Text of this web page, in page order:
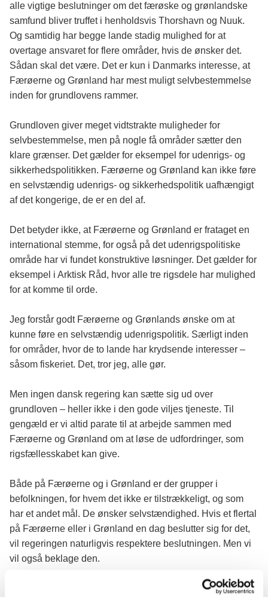
alle vigtige beslutninger om det færøske og grønlandske
samfund bliver truffet i henholdsvis Thorshavn og Nuuk.
Og samtidig har begge lande stadig mulighed for at
overtage ansvaret for flere områder, hvis de ønsker det.
Sådan skal det være. Det er kun i Danmarks interesse, at
Færøerne og Grønland har mest muligt selvbestemmelse
inden for grundlovens rammer.
Grundloven giver meget vidtstrakte muligheder for
selvbestemmelse, men på nogle få områder sætter den
klare grænser. Det gælder for eksempel for udenrigs- og
sikkerhedspolitikken. Færøerne og Grønland kan ikke føre
en selvstændig udenrigs- og sikkerhedspolitik uafhængigt
af det kongerige, de er en del af.
Det betyder ikke, at Færøerne og Grønland er frataget en
international stemme, for også på det udenrigspolitiske
område har vi fundet konstruktive løsninger. Det gælder for
eksempel i Arktisk Råd, hvor alle tre rigsdele har mulighed
for at komme til orde.
Jeg forstår godt Færøerne og Grønlands ønske om at
kunne føre en selvstændig udenrigspolitik. Særligt inden
for områder, hvor de to lande har krydsende interesser –
såsom fiskeriet. Det, tror jeg, alle gør.
Men ingen dansk regering kan sætte sig ud over
grundloven – heller ikke i den gode viljes tjeneste. Til
gengæld er vi altid parate til at arbejde sammen med
Færøerne og Grønland om at løse de udfordringer, som
rigsfællesskabet kan give.
Både på Færøerne og i Grønland er der grupper i
befolkningen, for hvem det ikke er tilstrækkeligt, og som
har et andet mål. De ønsker selvstændighed. Hvis et flertal
på Færøerne eller i Grønland en dag beslutter sig for det,
vil regeringen naturligvis respektere beslutningen. Men vi
vil også beklage den.
For vi ønsker at bevare rigsfællesskabet. Og vi vil gøre,